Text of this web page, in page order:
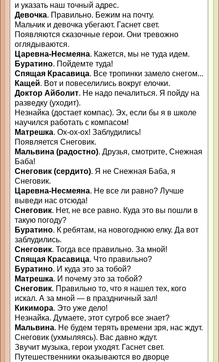
и указать наш точный адрес.
Девочка. Правильно. Бежим на почту.
Мальчик и девочка убегают. Гаснет свет.
Появляются сказочные герои. Они тревожно
оглядываются.
Царевна-Несмеяна. Кажется, мы не туда идем.
Буратино. Пойдемте туда!
Спящая Красавица. Все тропинки замело снегом...
Кащей. Вот и повеселились вокруг елочки.
Доктор Айболит. Не надо печалиться. Я пойду на
разведку (уходит).
Незнайка (достает компас). Эх, если бы я в школе
научился работать с компасом!
Матрешка. Ох-ох-ох! Заблудились!
Появляется Снеговик.
Мальвина (радостно). Друзья, смотрите, Снежная
Баба!
Снеговик (сердито). Я не Снежная Баба, я
Снеговик.
Царевна-Несмеяна. Не все ли равно? Лучше
выведи нас отсюда!
Снеговик. Нет, не все равно. Куда это вы пошли в
такую погоду?
Буратино. К ребятам, на новогоднюю елку. Да вот
заблудились.
Снеговик. Тогда все правильно. За мной!
Спящая Красавица. Что правильно?
Буратино. И куда это за тобой?
Матрешка. И почему это за тобой?
Снеговик. Правильно то, что я нашел тех, кого
искал. А за мной — в праздничный зал!
Кикимора. Это уже дело!
Незнайка. Думаете, этот сугроб все знает?
Мальвина. Не будем терять времени зря, нас ждут.
Снеговик (ухмыляясь). Вас давно ждут.
Звучит музыка, герои уходят. Гаснет свет.
Путешественники оказываются во дворце